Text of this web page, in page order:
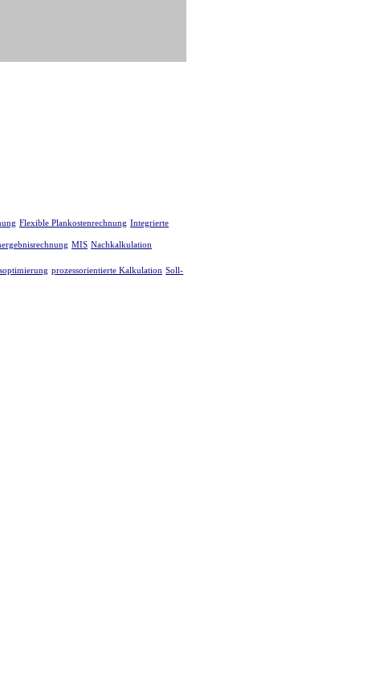
Flexible Plankostenrechnung Integrierte
MIS Nachkalkulation
prozessorientierte Kalkulation Soll-